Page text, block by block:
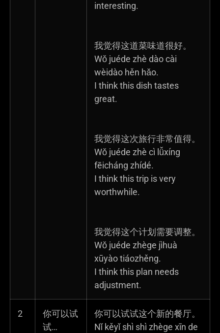
interesting.
我觉得这道菜味道很好。
Wǒ juéde zhè dào cài
wèidào hěn hǎo.
I think this dish tastes
great.
我觉得这次旅行非常值得。
Wǒ juéde zhè cì lǚxíng
fēicháng zhídé.
I think this trip is very
worthwhile.
我觉得这个计划需要调整。
Wǒ juéde zhège jìhuà
xūyào tiáozhěng.
I think this plan needs
adjustment.
2
你可以试
试…
你可以试试这个新的餐厅。
Nǐ kěyǐ shì shì zhège xīn de